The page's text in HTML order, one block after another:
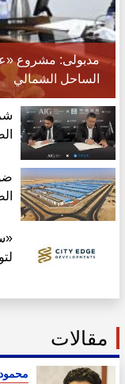
مدبولى: مشروع
الساحل الشمالي
مقالات